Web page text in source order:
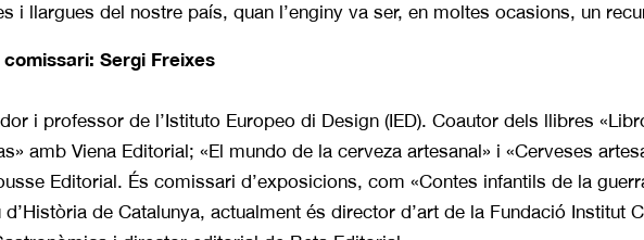
i llargues del nostre país, quan l’enginy va ser, en moltes ocasions, un
Sergi Freixes
i professor de l’Istituto Europeo di Design (IED). Coautor dels llibres
amb Viena Editorial; «El mundo de la cerveza artesanal» i «Cerveses
Editorial. És comissari d’exposicions, com «Contes infantils de la
d’Història de Catalunya, actualment és director d’art de la Fundació Institut